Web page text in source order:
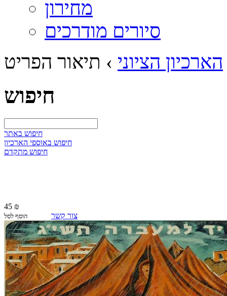
מחירון
סיורים מודרכים
הארכיון הציוני › תיאור הפריט
חיפוש
חיפוש באתר
חיפוש באוספי הארכיון
חיפוש מתקדם
45 ₪
הוסף לסל צור קשר